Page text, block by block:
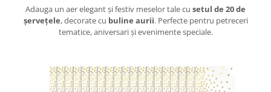
Adauga un aer elegant și festiv meselor tale cu setul de 20 de
șervețele, decorate cu buline aurii. Perfecte pentru petreceri
tematice, aniversari și evenimente speciale.